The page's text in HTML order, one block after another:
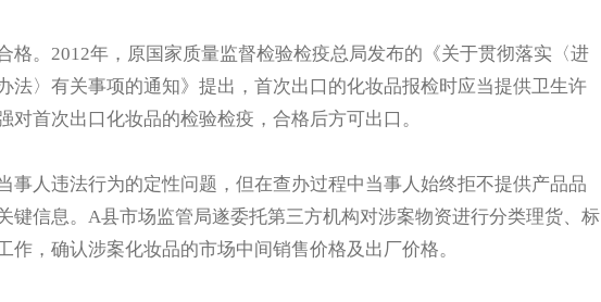
格。2012年，原国家质量监督检验检疫总局发布的《关于贯彻落实〈进
法〉有关事项的通知》提出，首次出口的化妆品报检时应当提供卫生许
对首次出口化妆品的检验检疫，合格后方可出口。
事人违法行为的定性问题，但在查办过程中当事人始终拒不提供产品品
键信息。A县市场监管局遂委托第三方机构对涉案物资进行分类理货、标
作，确认涉案化妆品的市场中间销售价格及出厂价格。